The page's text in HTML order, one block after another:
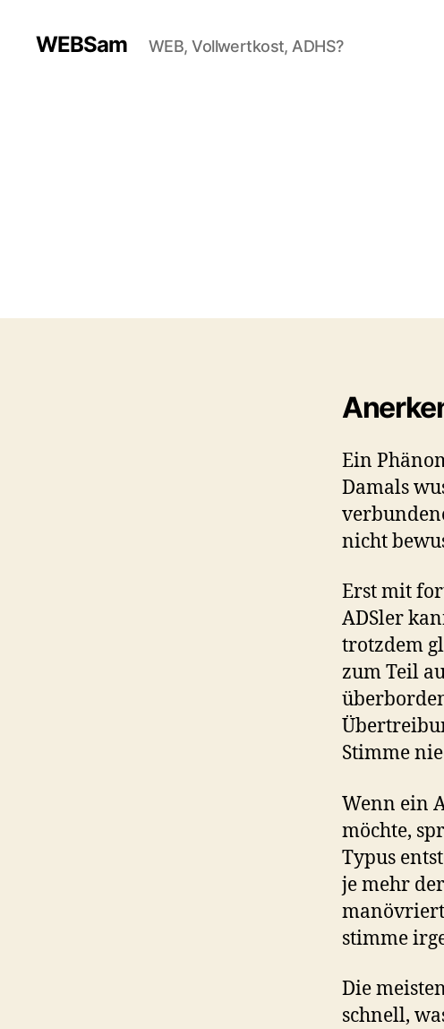
WEBSam WEB, Vollwertkost, ADHS?
Ein
Damals
nicht
Erst mit
ADSler
trotzdem
zum Teil
Stimme
Wenn ein
möchte,
Typus
je mehr
stimme
Die
schnell,